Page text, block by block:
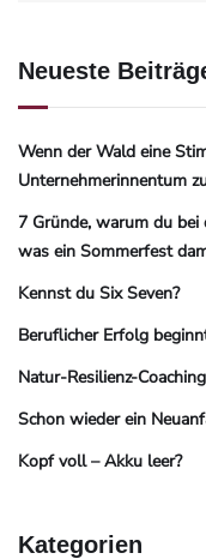
Neueste
Wenn der Wald eine
Unternehmerinnentum
7 Gründe, warum du
was ein Sommerfest
Kennst du Six Seven?
Beruflicher Erfolg
Natur-Resilienz-Coaching
Schon wieder ein
Kopf voll – Akku leer?
Kategorien